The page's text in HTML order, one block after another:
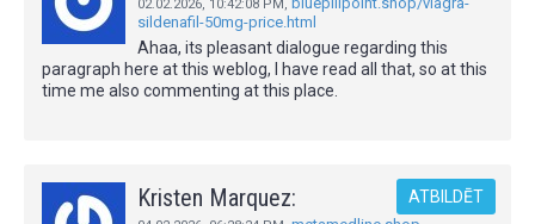
02.02.2026, 10:42:08 PM ,
sildenafil-50mg-price.html
Ahaa, its pleasant dialogue regarding this
paragraph here at this weblog, I have read all that, so at this
time me also commenting at this place.
Kristen Marquez: ATBILDĒT